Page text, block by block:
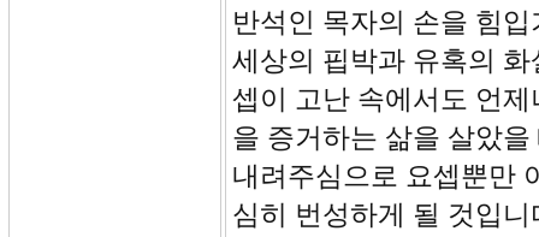
반석인 목자의 손을 힘
세상의 핍박과 유혹의
셉이 고난 속에서도 언
을 증거하는 삶을 살았
내려주심으로 요셉뿐만
심히 번성하게 될 것입